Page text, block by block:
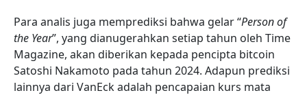
Para analis juga memprediksi bahwa gelar “Person of
the Year”, yang dianugerahkan setiap tahun oleh Time
Magazine, akan diberikan kepada pencipta bitcoin
Satoshi Nakamoto pada tahun 2024. Adapun prediksi
lainnya dari VanEck adalah pencapaian kurs mata